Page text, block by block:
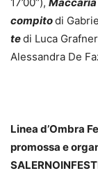
compitodi
tedi Luca
Alessandra De
Linea d’Ombra
promossa e